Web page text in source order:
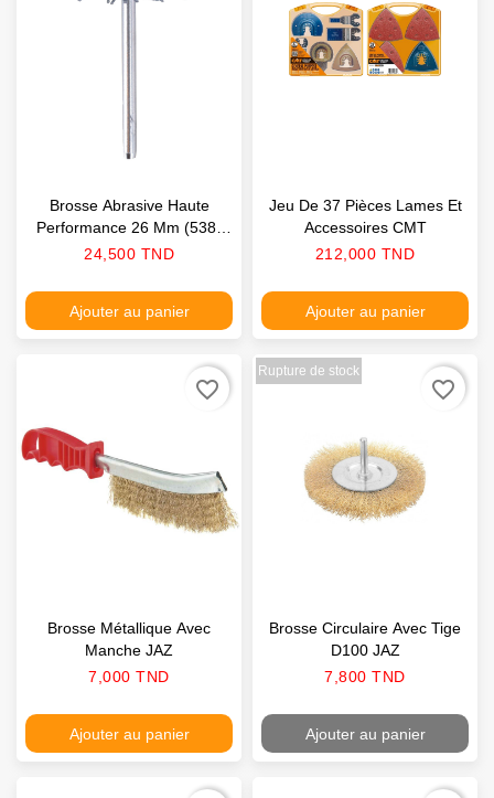
Brosse Abrasive Haute
Performance 26 Mm (538)
DREMEL
Prix
24,500 TND
Ajouter au panier
Jeu De 37 Pièces Lames Et
Accessoires CMT
Prix
212,000 TND
Ajouter au panier
Brosse Métallique Avec
Manche JAZ
Prix
7,000 TND
Ajouter au panier
favorite_border
Rupture de stock
Brosse Circulaire Avec Tige
D100 JAZ
Prix
7,800 TND
Ajouter au panier
favorite_border